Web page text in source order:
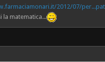
2012/07/
la matematica...